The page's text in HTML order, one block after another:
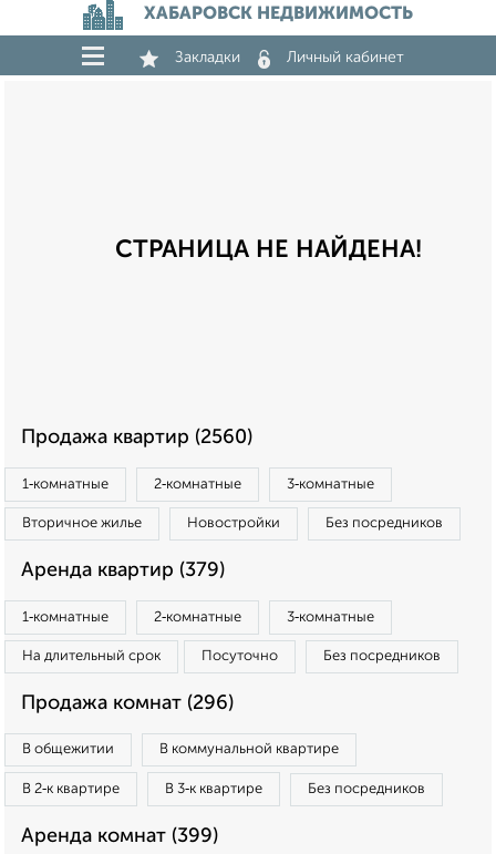
ХАБАРОВСК НЕДВИЖИМОСТЬ
Закладки Личный кабинет
СТРАНИЦА НЕ НАЙДЕНА!
Продажа квартир (2560)
1‑комнатные 2‑комнатные 3‑комнатные
Вторичное жилье Новостройки Без посредников
Аренда квартир (379)
1‑комнатные 2‑комнатные 3‑комнатные
На длительный срок Посуточно Без посредников
Продажа комнат (296)
В общежитии В коммунальной квартире
В 2‑к квартире В 3‑к квартире Без посредников
Аренда комнат (399)